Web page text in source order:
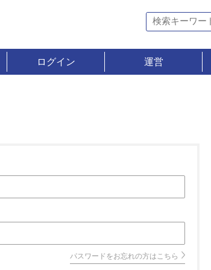
ログイン 運営
パスワードをお忘れの方はこちら